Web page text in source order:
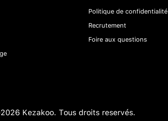
Politique de confidentialité
Recrutement
Foire aux questions
Kezakoo. Tous droits reservés.